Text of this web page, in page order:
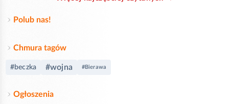
Polub nas!
Chmura tagów
#beczka #wojna #Bierawa
Ogłoszenia